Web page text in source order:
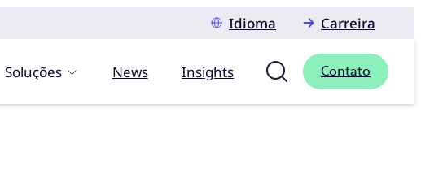
Idioma
Carreira
Soluções News Insights Contato